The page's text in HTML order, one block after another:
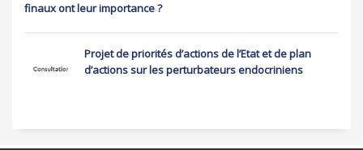
finaux ont leur importance ?
Projet de priorités d’actions de l’Etat et de plan
d’actions sur les perturbateurs endocriniens